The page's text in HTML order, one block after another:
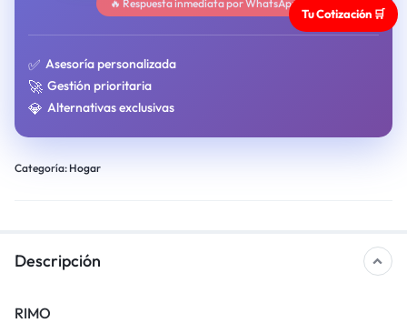
🔥 Respuesta inmediata por WhatsApp
✅ Asesoría personalizada
🚀 Gestión prioritaria
💎 Alternativas exclusivas
Categoría: Hogar
Descripción
RIMO
Tu Cotización 🛒